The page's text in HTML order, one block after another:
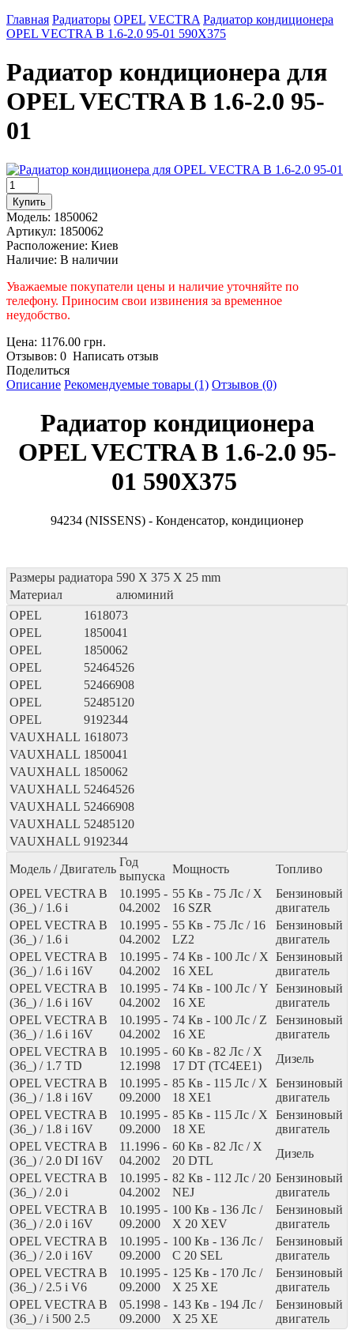
Главная Радиаторы OPEL VECTRA Радиатор кондиционера
OPEL VECTRA B 1.6-2.0 95-01 590X375
Радиатор кондиционера для
OPEL VECTRA B 1.6-2.0 95-
01
Модель: 1850062
Артикул: 1850062
Расположение: Киев
Наличие: В наличии
Уважаемые покупатели цены и наличие уточняйте по
телефону. Приносим свои извинения за временное
неудобство.
Цена: 1176.00 грн.
Отзывов: 0 Написать отзыв
Поделиться
Описание Рекомендуемые товары (1) Отзывов (0)
Радиатор кондиционера
OPEL VECTRA B 1.6-2.0 95-
01 590X375
94234 (NISSENS) - Конденсатор, кондиционер
Размеры радиатора 590 X 375 X 25 mm
Материал
алюминий
OPEL
1618073
OPEL
1850041
OPEL
1850062
OPEL
52464526
OPEL
52466908
OPEL
52485120
OPEL
9192344
VAUXHALL 1618073
VAUXHALL 1850041
VAUXHALL 1850062
VAUXHALL 52464526
VAUXHALL 52466908
VAUXHALL 52485120
VAUXHALL 9192344
Модель / Двигатель
Год
выпуска
Мощность
Топливо
OPEL VECTRA B
(36_) / 1.6 i
10.1995 -
04.2002
55 Кв - 75 Лс / X
16 SZR
Бензиновый
двигатель
OPEL VECTRA B
(36_) / 1.6 i
10.1995 -
04.2002
55 Кв - 75 Лс / 16
LZ2
Бензиновый
двигатель
OPEL VECTRA B
(36_) / 1.6 i 16V
10.1995 -
04.2002
74 Кв - 100 Лс / X
16 XEL
Бензиновый
двигатель
OPEL VECTRA B
(36_) / 1.6 i 16V
10.1995 -
04.2002
74 Кв - 100 Лс / Y
16 XE
Бензиновый
двигатель
OPEL VECTRA B
(36_) / 1.6 i 16V
10.1995 -
04.2002
74 Кв - 100 Лс / Z
16 XE
Бензиновый
двигатель
OPEL VECTRA B
(36_) / 1.7 TD
10.1995 -
12.1998
60 Кв - 82 Лс / X
17 DT (TC4EE1)
Дизель
OPEL VECTRA B
(36_) / 1.8 i 16V
10.1995 -
09.2000
85 Кв - 115 Лс / X
18 XE1
Бензиновый
двигатель
OPEL VECTRA B
(36_) / 1.8 i 16V
10.1995 -
09.2000
85 Кв - 115 Лс / X
18 XE
Бензиновый
двигатель
OPEL VECTRA B
(36_) / 2.0 DI 16V
11.1996 -
04.2002
60 Кв - 82 Лс / X
20 DTL
Дизель
OPEL VECTRA B
(36_) / 2.0 i
10.1995 -
04.2002
82 Кв - 112 Лс / 20
NEJ
Бензиновый
двигатель
OPEL VECTRA B
(36_) / 2.0 i 16V
10.1995 -
09.2000
100 Кв - 136 Лс /
X 20 XEV
Бензиновый
двигатель
OPEL VECTRA B
(36_) / 2.0 i 16V
10.1995 -
09.2000
100 Кв - 136 Лс /
C 20 SEL
Бензиновый
двигатель
OPEL VECTRA B
(36_) / 2.5 i V6
10.1995 -
09.2000
125 Кв - 170 Лс /
X 25 XE
Бензиновый
двигатель
OPEL VECTRA B
(36_) / i 500 2.5
05.1998 -
09.2000
143 Кв - 194 Лс /
X 25 XE
Бензиновый
двигатель